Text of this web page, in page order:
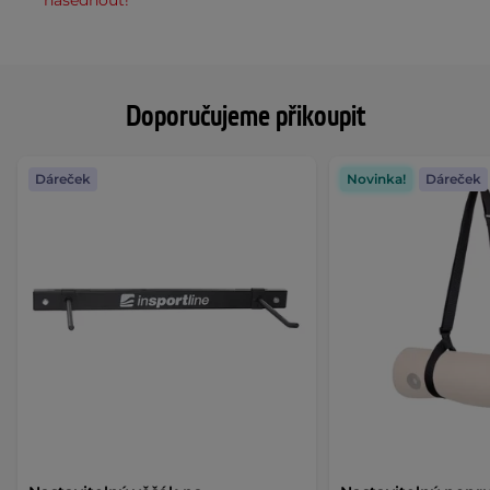
Doporučujeme přikoupit
Dáreček Novinka! Dáreček